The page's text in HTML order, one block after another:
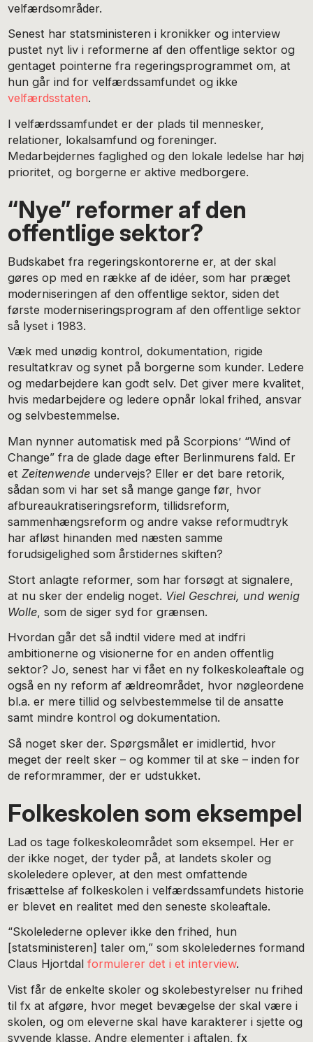
velfærdsområder.
Senest har statsministeren i kronikker og interview
pustet nyt liv i reformerne af den offentlige sektor og
gentaget pointerne fra regeringsprogrammet om, at
hun går ind for velfærdssamfundet og ikke
velfærdsstaten.
I velfærdssamfundet er der plads til mennesker,
relationer, lokalsamfund og foreninger.
Medarbejdernes faglighed og den lokale ledelse har høj
prioritet, og borgerne er aktive medborgere.
“Nye” reformer af den
offentlige sektor?
Budskabet fra regeringskontorerne er, at der skal
gøres op med en række af de idéer, som har præget
moderniseringen af den offentlige sektor, siden det
første moderniseringsprogram af den offentlige sektor
så lyset i 1983.
Væk med unødig kontrol, dokumentation, rigide
resultatkrav og synet på borgerne som kunder. Ledere
og medarbejdere kan godt selv. Det giver mere kvalitet,
hvis medarbejdere og ledere opnår lokal frihed, ansvar
og selvbestemmelse.
Man nynner automatisk med på Scorpions’ “Wind of
Change” fra de glade dage efter Berlinmurens fald. Er
etZeitenwende undervejs? Eller er det bare retorik,
sådan som vi har set så mange gange før, hvor
afbureaukratiseringsreform, tillidsreform,
sammenhængsreform og andre vakse reformudtryk
har afløst hinanden med næsten samme
forudsigelighed som årstidernes skiften?
Stort anlagte reformer, som har forsøgt at signalere,
at nu sker der endelig noget. Viel Geschrei, und wenig
Wolle , som de siger syd for grænsen.
Hvordan går det så indtil videre med at indfri
ambitionerne og visionerne for en anden offentlig
sektor? Jo, senest har vi fået en ny folkeskoleaftale og
også en ny reform af ældreområdet, hvor nøgleordene
bl.a. er mere tillid og selvbestemmelse til de ansatte
samt mindre kontrol og dokumentation.
Så noget sker der. Spørgsmålet er imidlertid, hvor
meget der reelt sker – og kommer til at ske – inden for
de reformrammer, der er udstukket.
Folkeskolen som eksempel
Lad os tage folkeskoleområdet som eksempel. Her er
der ikke noget, der tyder på, at landets skoler og
skoleledere oplever, at den mest omfattende
frisættelse af folkeskolen i velfærdssamfundets historie
er blevet en realitet med den seneste skoleaftale.
“Skolelederne oplever ikke den frihed, hun
[statsministeren] taler om,” som skoleledernes formand
Claus Hjortdalformulerer det i et interview.
Vist får de enkelte skoler og skolebestyrelser nu frihed
til fx at afgøre, hvor meget bevægelse der skal være i
skolen, og om eleverne skal have karakterer i sjette og
syvende klasse. Andre elementer i aftalen, fx